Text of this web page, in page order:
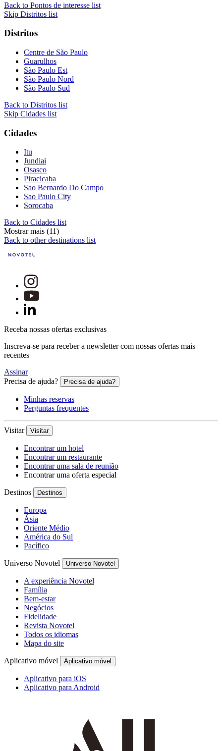
Back to Pontos de interesse list
Skip Distritos list
Distritos
Centre de São Paulo
Guarulhos
São Paulo Est
São Paulo Nord
São Paulo Sud
Back to Distritos list
Skip Cidades list
Cidades
Itu
Jundiai
Osasco
Piracicaba
Sao Bernardo Do Campo
Sao Paulo City
Sorocaba
Back to Cidades list
Mostrar mais (11)
Back to other destinations list
Receba nossas ofertas exclusivas
Inscreva-se para receber a newsletter com nossas ofertas mais
recentes
Assinar
Precisa de ajuda?
Precisa de ajuda?
Minhas reservas
Perguntas frequentes
Visitar Visitar
Encontrar um hotel
Encontrar um restaurante
Encontrar uma sala de reunião
Encontrar uma oferta especial
Destinos Destinos
Europa
Ásia
Oriente Médio
América do Sul
Pacífico
Universo Novotel Universo Novotel
A experiência Novotel
Família
Bem-estar
Negócios
Fidelidade
Revista Novotel
Todos os idiomas
Mapa do site
Aplicativo móvel Aplicativo móvel
Aplicativo para iOS
Aplicativo para Android